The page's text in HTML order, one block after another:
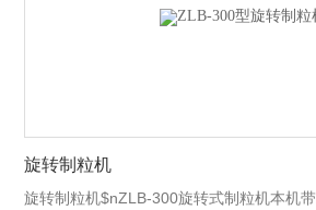
旋转制粒机
旋转制粒机$nZLB-300旋转式制粒机本机